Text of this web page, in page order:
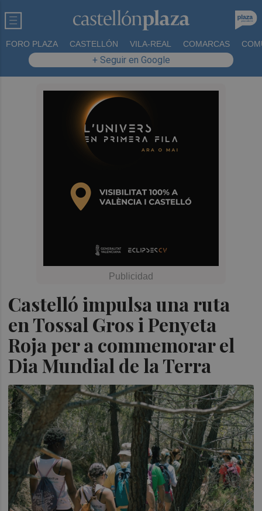
FORO PLAZA CASTELLÓN VILA-REAL COMARCAS
+ Seguir en Google
Castelló impulsa una ruta
en Tossal Gros i Penyeta
Roja per a commemorar el
Dia Mundial de la Terra